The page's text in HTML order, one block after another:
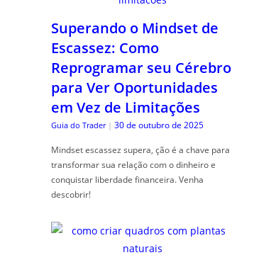
Superando o Mindset de
Escassez: Como
Reprogramar seu Cérebro
para Ver Oportunidades
em Vez de Limitações
Guia do Trader | 30 de outubro de 2025
Mindset escassez supera, ção é a chave para
transformar sua relação com o dinheiro e
conquistar liberdade financeira. Venha
descobrir!